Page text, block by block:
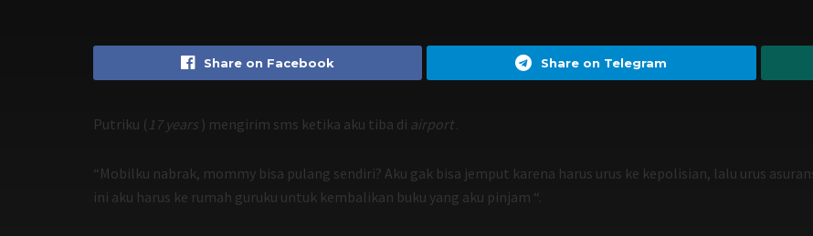
Share on Facebook Share on Telegram
Putriku ( 17 years ) mengirim sms ketika aku tiba di airport.
“Mobilku nabrak, mommy bisa pulang sendiri? Aku gak bisa jemput karena harus urus ke kepolisian, lalu urus
ini aku harus ke rumah guruku untuk kembalikan buku yang aku pinjam “.